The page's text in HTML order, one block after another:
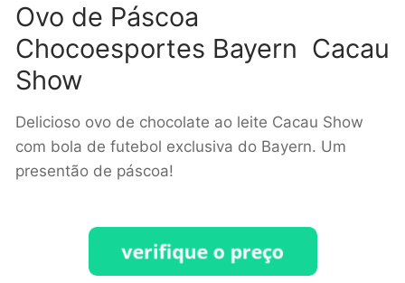
Ovo de Páscoa
Chocoesportes Bayern Cacau
Show
Delicioso ovo de chocolate ao leite Cacau Show
com bola de futebol exclusiva do Bayern. Um
presentão de páscoa!